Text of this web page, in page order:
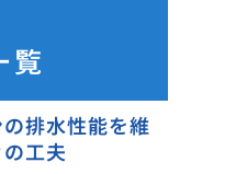
覧
排水性能を維
工夫